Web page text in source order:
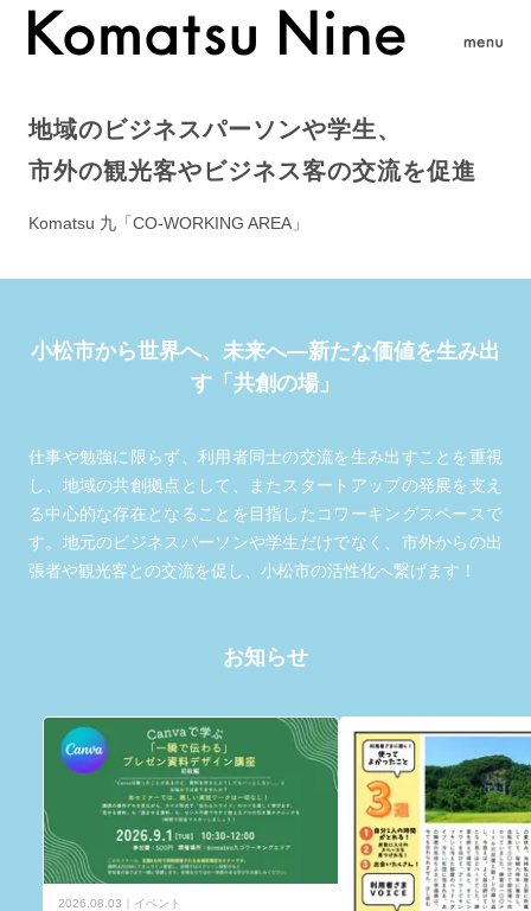
地域のビジネスパーソンや学生、
市外の観光客やビジネス客の交流を促進
Komatsu 九「CO-WORKING AREA」
小松市から世界へ、未来へ—新たな価値を生み出
す「共創の場」
仕事や勉強に限らず、利用者同士の交流を生み出すことを重視
し、地域の共創拠点として、またスタートアップの発展を支え
る中心的な存在となることを目指したコワーキングスペースで
す。地元のビジネスパーソンや学生だけでなく、市外からの出
張者や観光客との交流を促し、小松市の活性化へ繋げます！
お知らせ
2026.08.03 イベント